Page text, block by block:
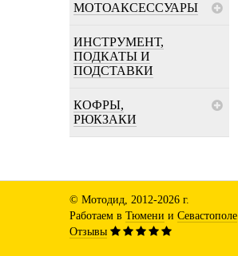
МОТОАКСЕССУАРЫ
ИНСТРУМЕНТ,
ПОДКАТЫ И
ПОДСТАВКИ
КОФРЫ,
РЮКЗАКИ
© Мотодид, 2012-2026 г.
Работаем в Тюмени и Севастополе
Отзывы